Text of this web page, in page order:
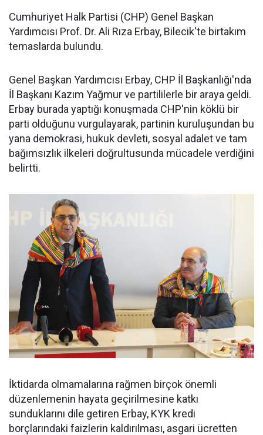
Cumhuriyet Halk Partisi (CHP) Genel Başkan
Yardımcısı Prof. Dr. Ali Rıza Erbay, Bilecik'te birtakım
temaslarda bulundu.
Genel Başkan Yardımcısı Erbay, CHP İl Başkanlığı'nda
İl Başkanı Kazım Yağmur ve partililerle bir araya geldi.
Erbay burada yaptığı konuşmada CHP'nin köklü bir
parti olduğunu vurgulayarak, partinin kuruluşundan bu
yana demokrasi, hukuk devleti, sosyal adalet ve tam
bağımsızlık ilkeleri doğrultusunda mücadele verdiğini
belirtti.
İktidarda olmamalarına rağmen birçok önemli
düzenlemenin hayata geçirilmesine katkı
sunduklarını dile getiren Erbay, KYK kredi
borçlarındaki faizlerin kaldırılması, asgari ücretten